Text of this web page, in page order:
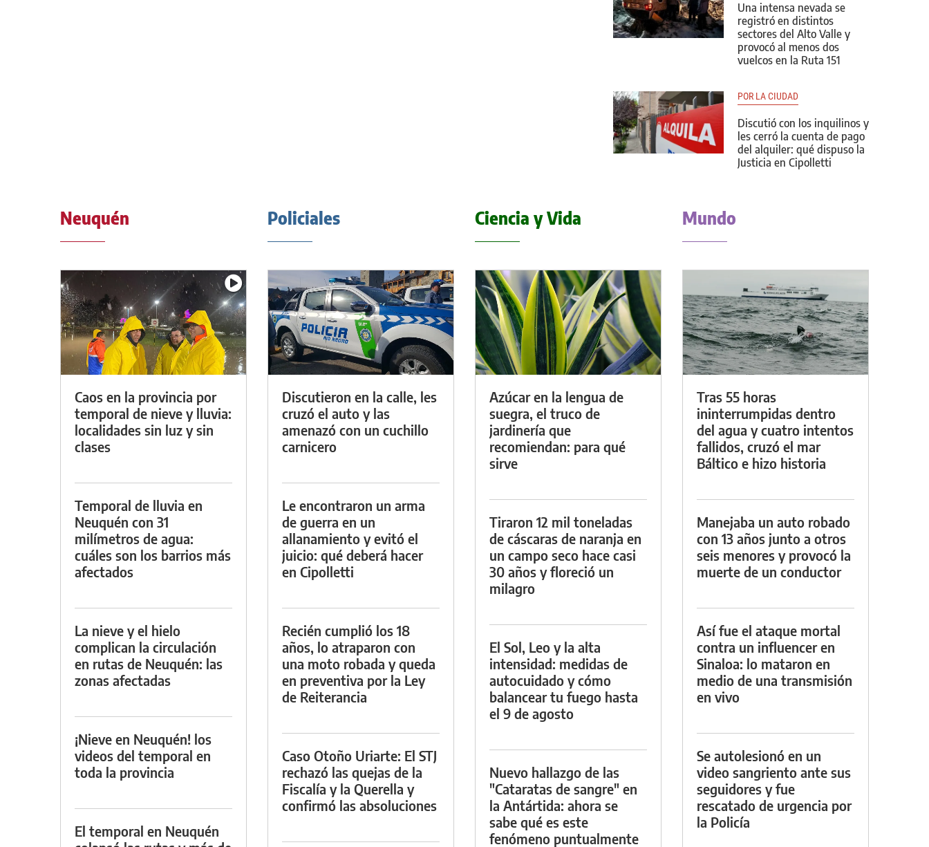
Una intensa nevada se
registró en distintos
sectores del Alto Valle y
provocó al menos dos
vuelcos en la Ruta 151
POR LA CIUDAD
Discutió con los inquilinos y
les cerró la cuenta de pago
del alquiler: qué dispuso la
Justicia en Cipolletti
Neuquén
Caos en la provincia por
temporal de nieve y lluvia:
localidades sin luz y sin
clases
Temporal de lluvia en
Neuquén con 31
milímetros de agua:
cuáles son los barrios más
afectados
La nieve y el hielo
complican la circulación
en rutas de Neuquén: las
zonas afectadas
¡Nieve en Neuquén! los
videos del temporal en
toda la provincia
El temporal en Neuquén
Policiales
Discutieron en la calle, les
cruzó el auto y las
amenazó con un cuchillo
carnicero
Le encontraron un arma
de guerra en un
allanamiento y evitó el
juicio: qué deberá hacer
en Cipolletti
Recién cumplió los 18
años, lo atraparon con
una moto robada y queda
en preventiva por la Ley
de Reiterancia
Caso Otoño Uriarte: El STJ
rechazó las quejas de la
Fiscalía y la Querella y
confirmó las absoluciones
Ciencia y Vida
Azúcar en la lengua de
suegra, el truco de
jardinería que
recomiendan: para qué
sirve
Tiraron 12 mil toneladas
de cáscaras de naranja en
un campo seco hace casi
30 años y floreció un
milagro
El Sol, Leo y la alta
intensidad: medidas de
autocuidado y cómo
balancear tu fuego hasta
el 9 de agosto
Nuevo hallazgo de las
"Cataratas de sangre" en
la Antártida: ahora se
sabe qué es este
fenómeno puntualmente
Mundo
Tras 55 horas
ininterrumpidas dentro
del agua y cuatro intentos
fallidos, cruzó el mar
Báltico e hizo historia
Manejaba un auto robado
con 13 años junto a otros
seis menores y provocó la
muerte de un conductor
Así fue el ataque mortal
contra un influencer en
Sinaloa: lo mataron en
medio de una transmisión
en vivo
Se autolesionó en un
video sangriento ante sus
seguidores y fue
rescatado de urgencia por
la Policía